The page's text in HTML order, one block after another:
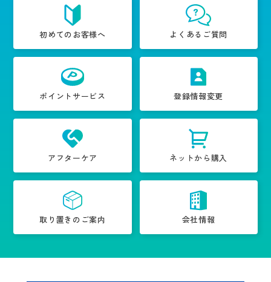
初めてのお客様へ よくあるご質問
ポイントサービス 登録情報変更
アフターケア ネットから購入
取り置きのご案内 会社情報